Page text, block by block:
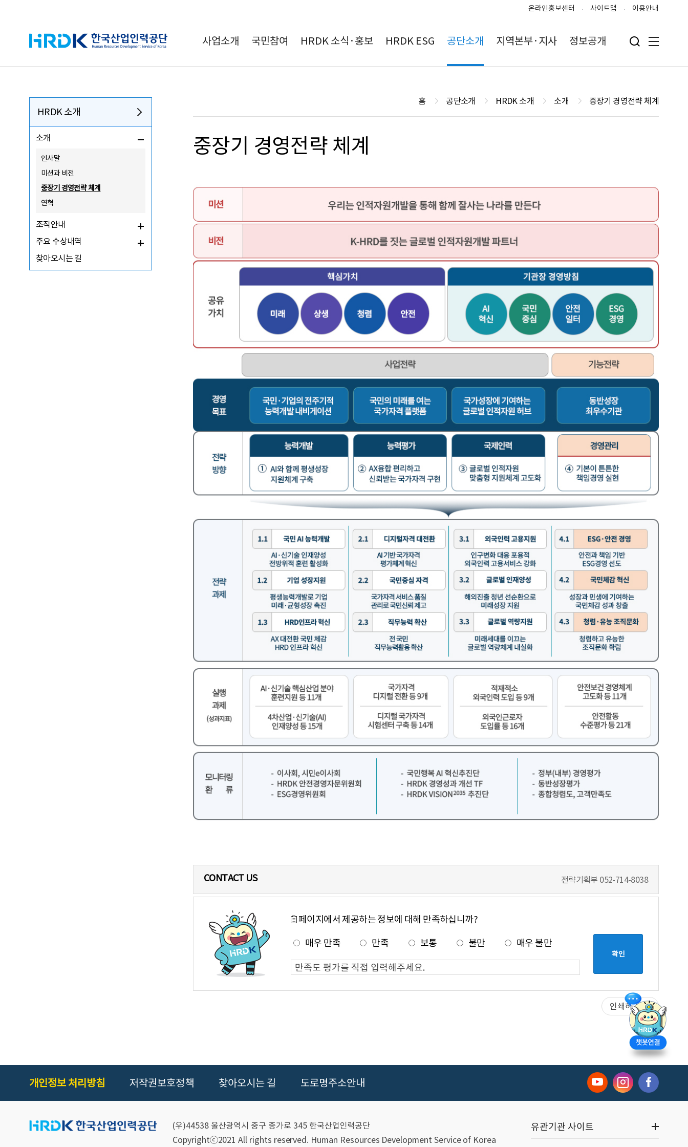
HRDK 한국산업인력공단
온라인홍보센터 사이트맵 이용안내
사업소개 국민참여 HRDK 소식·홍보 HRDK ESG 공단소개 지역본부·지사 정보공개 검색 입력폼 열기
전체메뉴
HRDK 소개
소개
인사말
미션과 비전
중장기 경영전략 체계
연혁
조직안내
주요 수상내역
찾아오시는 길
홈 공단소개 HRDK 소개 소개 중장기 경영전략 체계
중장기 경영전략 체계
인적자원개발 중장기 경영전략 체계 설명
인적자원개발을 통해 국민과 기업이 함께 성장하며, 모두가 잘사는 사회를 구현하는 것을 목표로 한다.
비전
핵심가치: 미래 지향, 상생 협력, 청렴 윤리, 안전 우선
기관장 경영방침: AI 혁신, 국민중심 행정, 안전한 일터 조성, ESG 경영 실천
국민과 기업의 전 주기에 걸친 능력개발을 지원하는 통합 네비게이션 구축
CONTACT US 전략기획부 052-714-8038
페이지에서 제공하는 정보에 대해 만족하십니까?
매우 만족
만족 보통 불만 매우 불만
인쇄하기
개인정보 처리방침 저작권보호정책 찾아오시는 길 도로명주소안내
(우)44538 울산광역시 중구 종가로 345 한국산업인력공단
Copyrightⓒ2021 All rights reserved. Human Resources Development Service of Korea
유관기관 사이트